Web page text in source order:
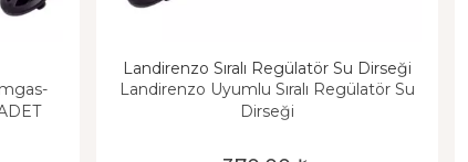
Landirenzo Sıralı Regülatör Su Dirseği
Landirenzo Uyumlu Sıralı Regülatör Su
Dirseği